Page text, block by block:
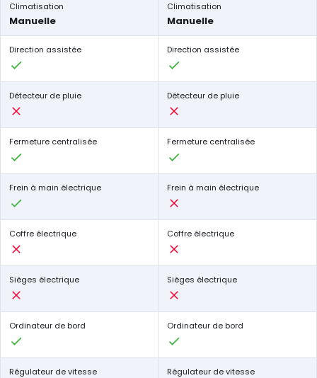
Climatisation
Manuelle
Climatisation
Manuelle
Direction assistée Direction assistée
Détecteur de pluie Détecteur de pluie
Fermeture centralisée Fermeture centralisée
Frein à main électrique Frein à main électrique
Coffre électrique Coffre électrique
Sièges électrique Sièges électrique
Ordinateur de bord Ordinateur de bord
Régulateur de vitesse Régulateur de vitesse